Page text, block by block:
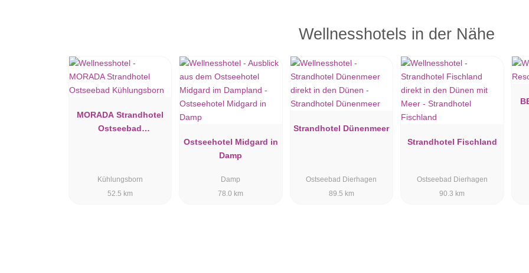
Wellnesshotels in der Nähe
MORADA Strandhotel
Ostseebad
Kühlungsborn
52.5 km
Ostseehotel Midgard in
Damp
Damp
78.0 km
Strandhotel Dünenmeer
Ostseebad Dierhagen
89.5 km
Strandhotel Fischland
Ostseebad Dierhagen
90.3 km